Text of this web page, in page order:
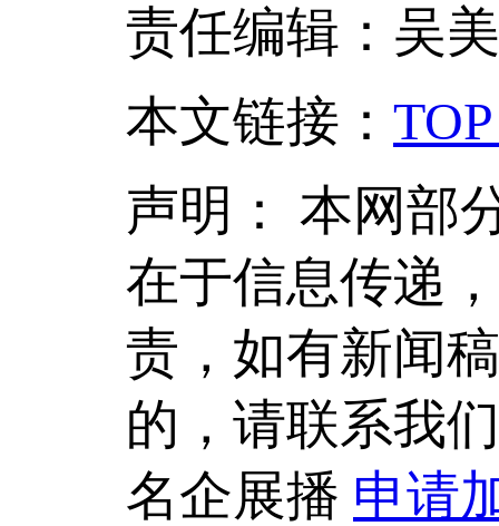
责任编辑：吴
本文链接 ：
声明： 本网部
在于信息传递
责，如有新闻
的，请联系我
名企展播 申请